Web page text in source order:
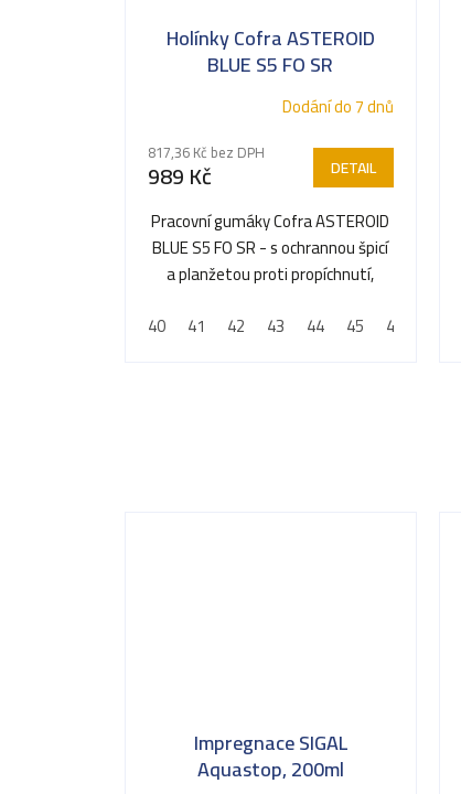
Holínky Cofra ASTEROID
BLUE S5 FO SR
Dodání do 7 dnů
817,36 Kč bez DPH
989 Kč DETAIL
Pracovní gumáky Cofra ASTEROID
BLUE S5 FO SR - s ochrannou špicí
a planžetou proti propíchnutí,
40 41 42 43 44 45 46
Impregnace SIGAL
Aquastop, 200ml